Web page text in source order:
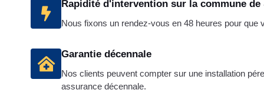
Rapidité d'intervention sur la commune de
Nous fixons un rendez-vous en 48 heures pour que
Garantie décennale
Nos clients peuvent compter sur une installation
assurance décennale.